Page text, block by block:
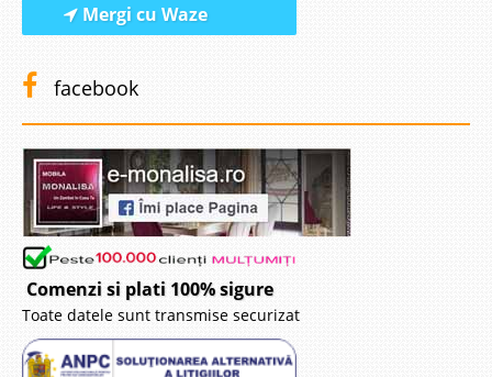
Mergi cu Waze
facebook
Comenzi si plati 100% sigure
Toate datele sunt transmise securizat